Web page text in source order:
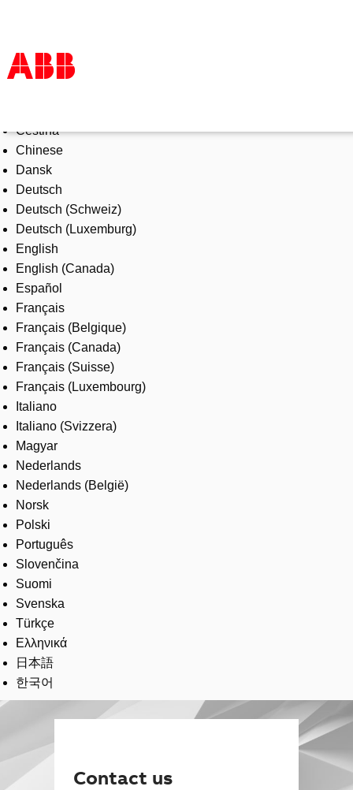
Products & Solutions
Industries
Services
About us
Where to buy
Contact us
Careers
Čeština
Chinese
Dansk
Deutsch
Deutsch (Schweiz)
Deutsch (Luxemburg)
English
English (Canada)
Español
Français
Français (Belgique)
Français (Canada)
Français (Suisse)
Français (Luxembourg)
Italiano
Italiano (Svizzera)
Magyar
Nederlands
Nederlands (België)
Norsk
Polski
Português
Slovenčina
Suomi
Svenska
Türkçe
Ελληνικά
日本語
한국어
Contact us